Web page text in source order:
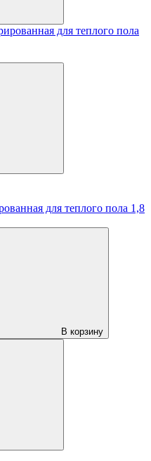
для теплого пола 1,8
В корзину